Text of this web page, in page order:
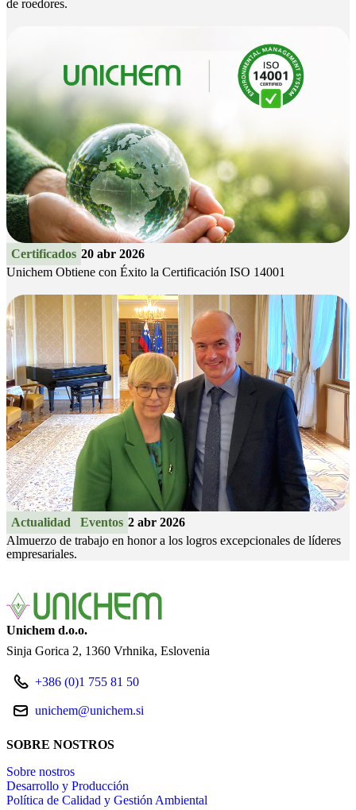
de roedores.
Certificados 20 abr 2026
Unichem Obtiene con Éxito la Certificación ISO 14001
Actualidad Eventos 2 abr 2026
Almuerzo de trabajo en honor a los logros excepcionales de líderes
empresariales.
Unichem d.o.o.
Sinja Gorica 2 1360 Vrhnika Eslovenia
+386 (0)1 755 81 50
unichem@unichem.si
SOBRE NOSTROS
Sobre nostros
Desarrollo y Producción
Política de Calidad y Gestión Ambiental